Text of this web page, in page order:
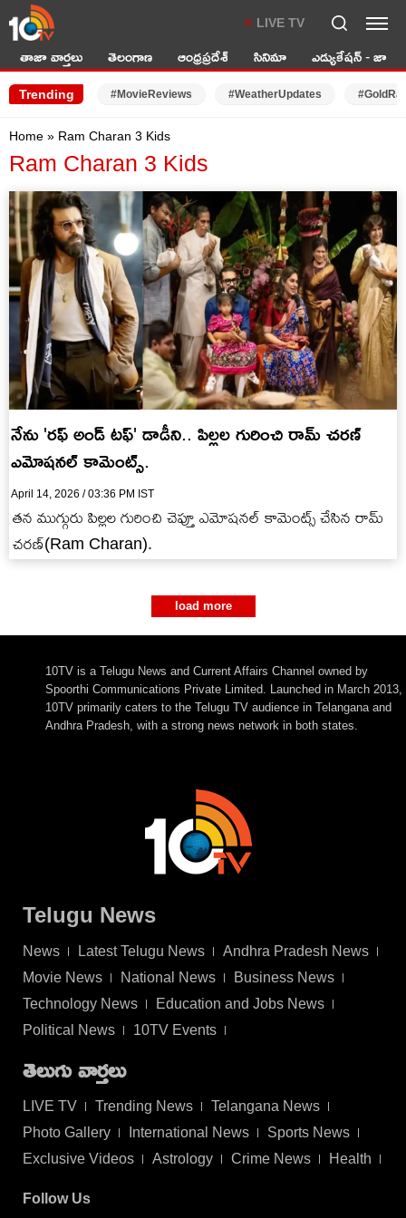
LIVE TV
తాజా వార్తలు తెలంగాణ ఆంధ్రప్రదేశ్ సినిమా ఎడ్యుకేషన్ - జాబ్స్
Trending #MovieReviews #WeatherUpdates
Home » Ram Charan 3 Kids
Ram Charan 3 Kids
నేను 'రఫ్ అండ్ టఫ్' డాడీని.. పిల్లల గురించి రామ్ చరణ్
ఎమోషనల్ కామెంట్స్.
April 14, 2026 / 03:36 PM IST
తన ముగ్గురు పిల్లల గురించి చెప్తూ ఎమోషనల్ కామెంట్స్ చేసిన రామ్
చరణ్(Ram Charan).
load more
10TV is a Telugu News and Current Affairs Channel owned by
Spoorthi Communications Private Limited. Launched in March 2013,
10TV primarily caters to the Telugu TV audience in Telangana and
Andhra Pradesh, with a strong news network in both states.
Telugu News
News Latest Telugu News
Andhra Pradesh News
Movie News
National News
Business News
Technology News
Education and Jobs News
Political News
10TV Events
తెలుగు వార్తలు
LIVE TV Trending News
Telangana News
Photo Gallery
International News
Sports News
Exclusive Videos
Astrology Crime News Health
Follow Us